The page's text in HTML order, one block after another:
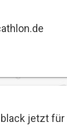
black jetzt für